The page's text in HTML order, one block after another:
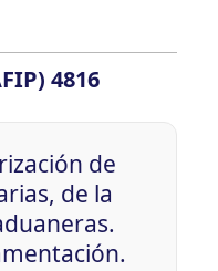
4816
de
de la